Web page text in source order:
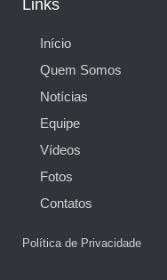
Links
Início
Quem Somos
Notícias
Equipe
Vídeos
Fotos
Contatos
Política de Privacidade